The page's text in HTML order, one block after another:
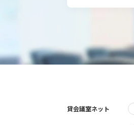
貸会議室ネット